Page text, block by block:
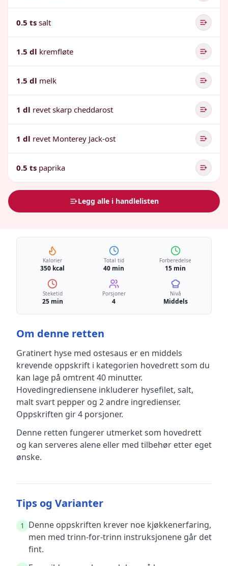
0.5 ts salt
1.5 dl kremfløte
1.5 dl melk
1 dl revet skarp cheddarost
1 dl revet Monterey Jack-ost
0.5 ts paprika
Legg alle i handlelisten
Kalorier
350 kcal
Total tid
40 min
Forberedelse
15 min
Steketid
25 min
Porsjoner
4
Nivå
Middels
Om denne retten
Gratinert hyse med ostesaus er en middels
krevende oppskrift i kategorien hovedrettsom du
kan lage på omtrent 40 minutter.
Hovedingrediensene inkluderer hysefilet, salt,
malt svart pepper og 2 andre ingredienser.
Oppskriften gir4 porsjoner.
Denne retten fungerer utmerket som hovedrett
og kan serveres alene eller med tilbehør etter eget
ønske.
Tips og Varianter
1
Denne oppskriften krever noe kjøkkenerfaring,
men med trinn-for-trinn instruksjonene går det
fint.